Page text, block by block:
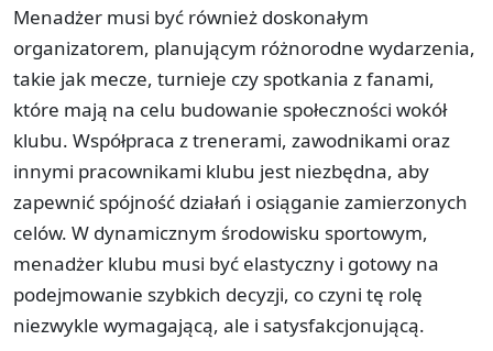
Menadżer musi być również doskonałym
organizatorem, planującym różnorodne wydarzenia,
takie jak mecze, turnieje czy spotkania z fanami,
które mają na celu budowanie społeczności wokół
klubu. Współpraca z trenerami, zawodnikami oraz
innymi pracownikami klubu jest niezbędna, aby
zapewnić spójność działań i osiąganie zamierzonych
celów. W dynamicznym środowisku sportowym,
menadżer klubu musi być elastyczny i gotowy na
podejmowanie szybkich decyzji, co czyni tę rolę
niezwykle wymagającą, ale i satysfakcjonującą.